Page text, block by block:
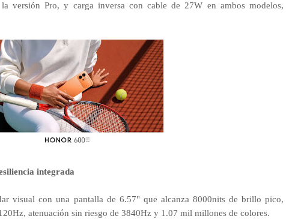
versión Pro, y carga inversa con cable de 27W en ambos modelos,
integrada
visual con una pantalla de 6.57" que alcanza 8000nits de brillo pico,
atenuación sin riesgo de 3840Hz y 1.07 mil millones de colores.